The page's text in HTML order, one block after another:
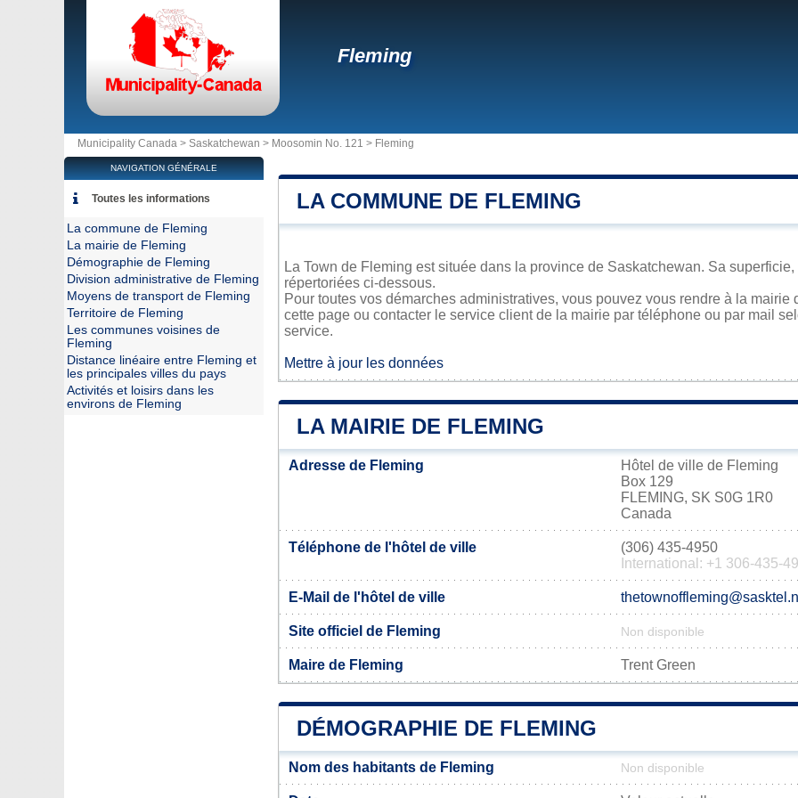
Fleming
Municipality Canada > Saskatchewan > Moosomin No. 121 > Fleming
LA COMMUNE DE FLEMING
La Town de Fleming est située dans la province de Saskatchewan. Sa
répertoriées ci-dessous.
Pour toutes vos démarches administratives, vous pouvez vous rendre à la
cette page ou contacter le service client de la mairie par téléphone ou par mail
service.
Mettre à jour les données
LA MAIRIE DE FLEMING
Adresse de Fleming
Hôtel de ville de Fleming
Box 129
FLEMING, SK S0G 1R0
Canada
Téléphone de l'hôtel de ville
(306) 435-4950
International: +1 306-435-
E-Mail de l'hôtel de ville
Site officiel de Fleming Non disponible
Maire de Fleming Trent Green
DÉMOGRAPHIE DE FLEMING
Nom des habitants de Fleming Non disponible
NAVIGATION GÉNÉRALE
Toutes les informations
La commune de Fleming
La mairie de Fleming
Démographie de Fleming
Division administrative de Fleming
Moyens de transport de Fleming
Territoire de Fleming
Les communes voisines de
Fleming
Distance linéaire entre Fleming et
les principales villes du pays
Activités et loisirs dans les
environs de Fleming